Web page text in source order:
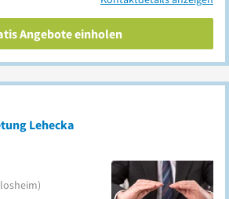
Angebote einholen
Lehecka